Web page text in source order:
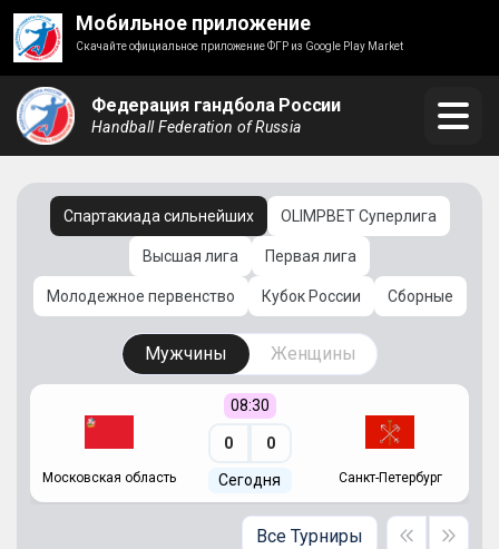
Мобильное приложение
Скачайте официальное приложение ФГР из Google Play Market
Федерация гандбола России
Handball Federation of Russia
Спартакиада сильнейших OLIMPBET Суперлига
Высшая лига Первая лига
Молодежное первенство Кубок России Сборные
Мужчины Женщины
Московская область
08:30
0 0
Сегодня Санкт-Петербург
Все Турниры